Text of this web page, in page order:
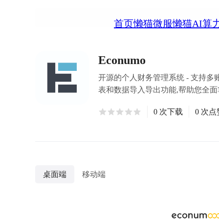
首页懒猫微服懒猫AI算
Econumo
开源的个人财务管理系统 - 支持多
表和数据导入导出功能,帮助您全
0 次下载 0 次点
桌面端 移动端